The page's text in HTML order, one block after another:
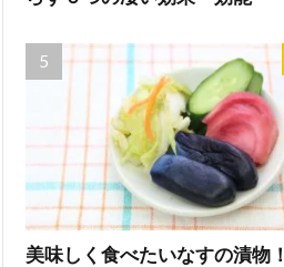
美味しく食べたいなすの漬物